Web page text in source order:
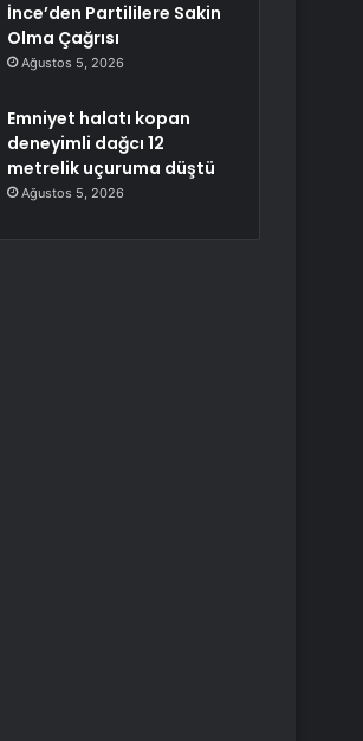
İnce’den Partililere Sakin
Olma Çağrısı
Ağustos 5, 2026
Emniyet halatı kopan
deneyimli dağcı 12
metrelik uçuruma düştü
Ağustos 5, 2026